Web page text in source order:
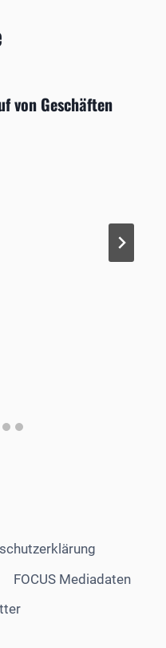
von Geschäften
FOCUS Mediadaten